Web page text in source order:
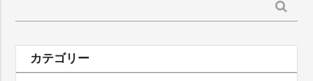
索:
カテゴリー